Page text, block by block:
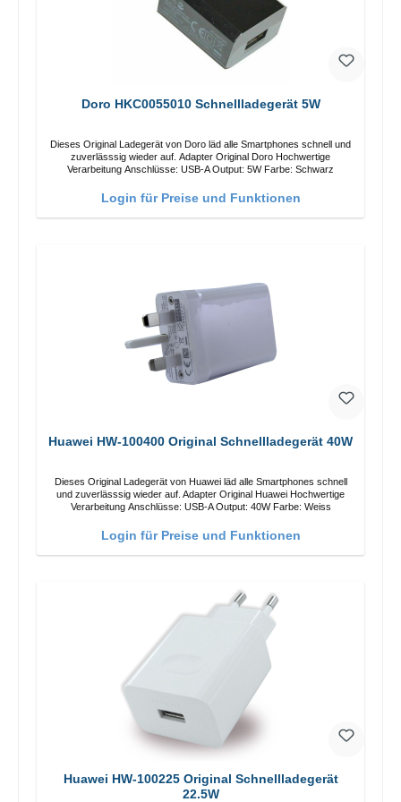
Doro HKC0055010 Schnellladegerät 5W
Dieses Original Ladegerät von Doro läd alle Smartphones schnell und
zuverlässsig wieder auf. Adapter Original Doro Hochwertige
Verarbeitung Anschlüsse: USB-A Output: 5W Farbe: Schwarz
Login für Preise und Funktionen
Huawei HW-100400 Original Schnellladegerät 40W
Dieses Original Ladegerät von Huawei läd alle Smartphones schnell
und zuverlässsig wieder auf. Adapter Original Huawei Hochwertige
Verarbeitung Anschlüsse: USB-A Output: 40W Farbe: Weiss
Login für Preise und Funktionen
Huawei HW-100225 Original Schnellladegerät
22.5W